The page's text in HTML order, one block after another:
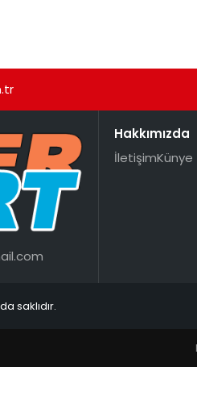
Hakkımızda
İletişimKünye
saklıdır.